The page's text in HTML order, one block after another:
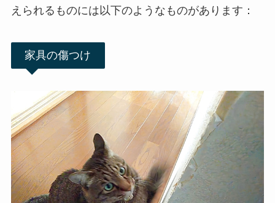
えられるものには以下のようなものがあります：
家具の傷つけ